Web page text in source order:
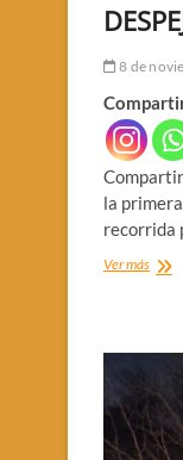
8 de
la
recorrida
Ver más